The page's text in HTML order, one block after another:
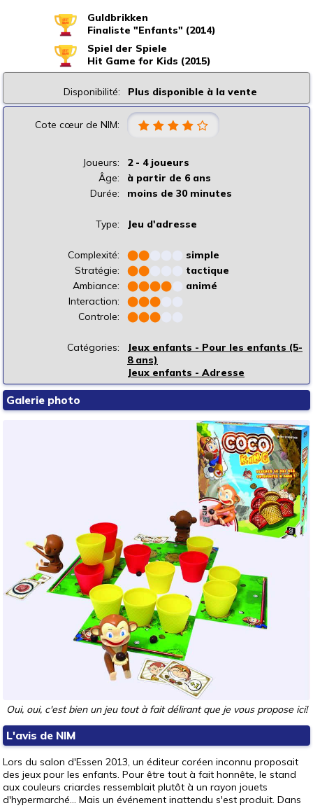
Guldbrikken
Finaliste "Enfants" (2014)
Spiel der Spiele
Hit Game for Kids (2015)
Disponibilité: Plus disponible à la vente
Cote cœur de NIM:
Joueurs:
2 - 4 joueurs
Âge:
à partir de 6 ans
Durée:
moins de 30 minutes
Type: Jeu d'adresse
Complexité: ⬤⬤
simple
Stratégie:
⬤⬤
tactique
Ambiance:
⬤⬤⬤⬤
animé
Interaction:
⬤⬤⬤
Controle:
⬤⬤⬤
Catégories:
Jeux enfants - Pour les enfants (5-
8 ans)
Jeux enfants - Adresse
Galerie photo
Oui, oui, c'est bien un jeu tout à fait délirant que je vous propose ici!
L'avis de NIM
Lors du salon d'Essen 2013, un éditeur coréen inconnu proposait
des jeux pour les enfants. Pour être tout à fait honnête, le stand
aux couleurs criardes ressemblait plutôt à un rayon jouets
d'hypermarché... Mais un événement inattendu s'est produit. Dans